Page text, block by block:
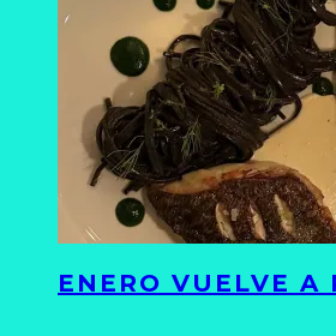
ENERO VUELVE